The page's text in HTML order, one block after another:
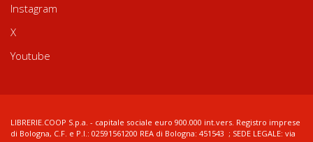
Instagram
X
Youtube
LIBRERIE.COOP S.p.a. - capitale sociale euro 900.000 int.vers. Registro imprese
di Bologna, C.F. e P.I.: 02591561200 REA di Bologna: 451543 ; SEDE LEGALE: via